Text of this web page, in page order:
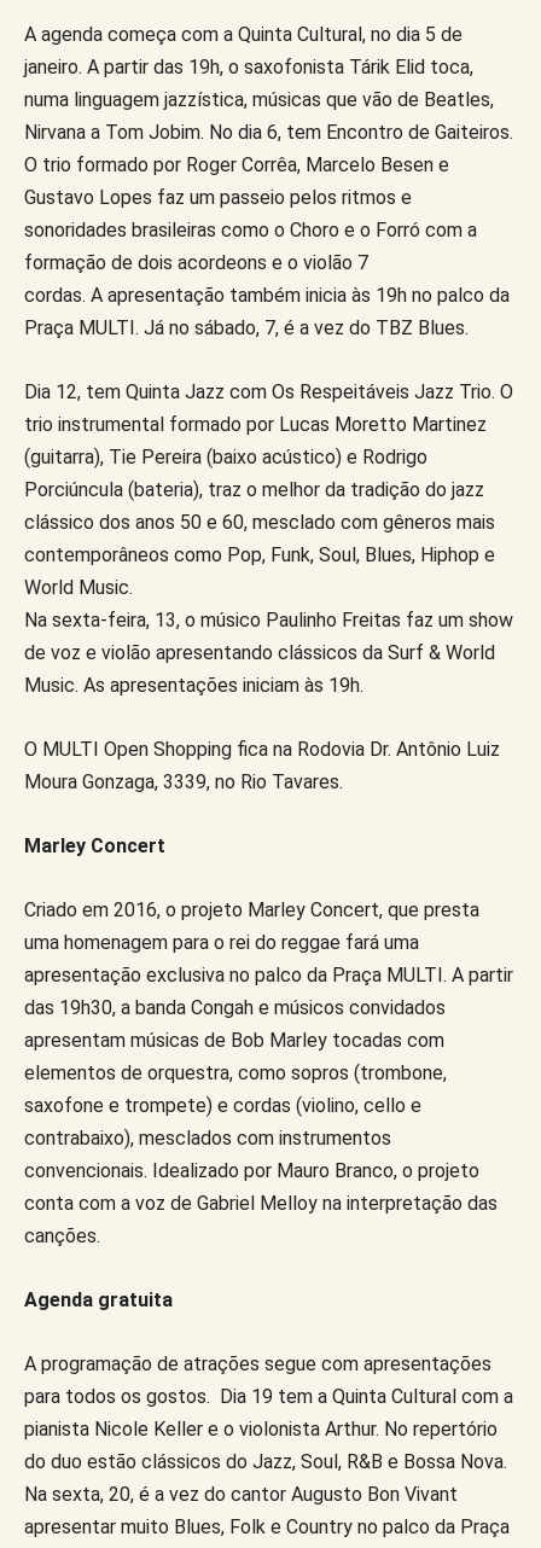
A agenda começa com a Quinta Cultural, no dia 5 de
janeiro. A partir das 19h, o saxofonista Tárik Elid toca,
numa linguagem jazzística, músicas que vão de Beatles,
Nirvana a Tom Jobim. No dia 6, tem Encontro de Gaiteiros.
O trio formado por Roger Corrêa, Marcelo Besen e
Gustavo Lopes faz um passeio pelos ritmos e
sonoridades brasileiras como o Choro e o Forró com a
formação de dois acordeons e o violão 7
cordas. A apresentação também inicia às 19h no palco da
Praça MULTI. Já no sábado, 7, é a vez do TBZ Blues.
Dia 12, tem Quinta Jazz com Os Respeitáveis Jazz Trio. O
trio instrumental formado por Lucas Moretto Martinez
(guitarra), Tie Pereira (baixo acústico) e Rodrigo
Porciúncula (bateria), traz o melhor da tradição do jazz
clássico dos anos 50 e 60, mesclado com gêneros mais
contemporâneos como Pop, Funk, Soul, Blues, Hiphop e
World Music.
Na sexta-feira, 13, o músico Paulinho Freitas faz um show
de voz e violão apresentando clássicos da Surf & World
Music. As apresentações iniciam às 19h.
O MULTI Open Shopping fica na Rodovia Dr. Antônio Luiz
Moura Gonzaga, 3339, no Rio Tavares.
Marley Concert
Criado em 2016, o projeto Marley Concert, que presta
uma homenagem para o rei do reggae fará uma
apresentação exclusiva no palco da Praça MULTI. A partir
das 19h30, a banda Congah e músicos convidados
apresentam músicas de Bob Marley tocadas com
elementos de orquestra, como sopros (trombone,
saxofone e trompete) e cordas (violino, cello e
contrabaixo), mesclados com instrumentos
convencionais. Idealizado por Mauro Branco, o projeto
conta com a voz de Gabriel Melloy na interpretação das
canções.
Agenda gratuita
A programação de atrações segue com apresentações
para todos os gostos. Dia 19 tem a Quinta Cultural com a
pianista Nicole Keller e o violonista Arthur. No repertório
do duo estão clássicos do Jazz, Soul, R&B e Bossa Nova.
Na sexta, 20, é a vez do cantor Augusto Bon Vivant
apresentar muito Blues, Folk e Country no palco da Praça